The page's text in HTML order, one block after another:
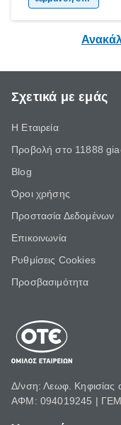
από τα ανοίγματα
Σχετικά με εμάς
Η Εταιρεία
Προβολή στο 11888
Blog
Όροι χρήσης
Προστασία Δεδομένων
Επικοινωνία
Ρυθμίσεις Cookies
Προσβασιμότητα
Δ/νση: Λεωφ. Κηφισίας
ΑΦΜ: 094019245 |